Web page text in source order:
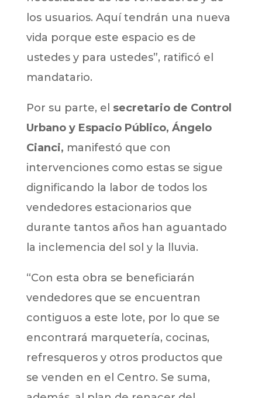
los usuarios. Aquí tendrán una nueva
vida porque este espacio es de
ustedes y para ustedes”, ratificó el
mandatario.
Por su parte, el secretario de Control
Urbano y Espacio Público, Ángelo
Cianci, manifestó que con
intervenciones como estas se sigue
dignificando la labor de todos los
vendedores estacionarios que
durante tantos años han aguantado
la inclemencia del sol y la lluvia.
“Con esta obra se beneficiarán
vendedores que se encuentran
contiguos a este lote, por lo que se
encontrará marquetería, cocinas,
refresqueros y otros productos que
se venden en el Centro. Se suma,